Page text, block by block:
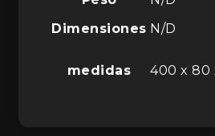
Dimensiones N/D
medidas 400 x 80